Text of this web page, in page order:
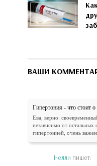
ВАШИ
Гипертония - что стоит о
Ева, верно:
независимо от остальных
гипертонией, очень
Нелли пишет: